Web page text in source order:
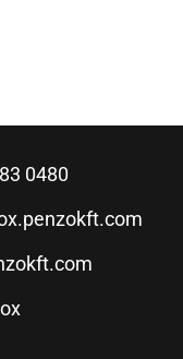
0480